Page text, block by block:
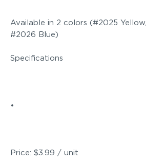
Available in 2 colors (#2025 Yellow,
#2026 Blue)
Specifications
•
Price: $3.99 / unit